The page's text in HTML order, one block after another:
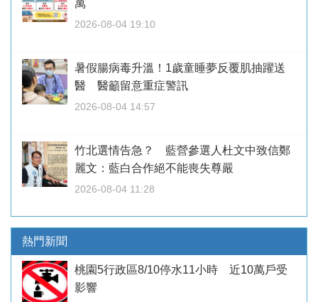
萬
2026-08-04 19:10
暑假腸病毒升溫！1歲童睡夢反覆肌抽躍送
醫 醫籲留意重症警訊
2026-08-04 14:57
竹北選情告急？ 藍營參選人杜文中致信鄭
麗文：藍白合作絕不能喪失尊嚴
2026-08-04 11:28
熱門新聞
桃園5行政區8/10停水11小時 近10萬戶受
影響